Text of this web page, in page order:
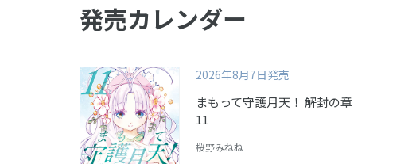
発売カレンダー
2026年8月7日発売
まもって守護月天！ 解封の章
11
桜野みねね